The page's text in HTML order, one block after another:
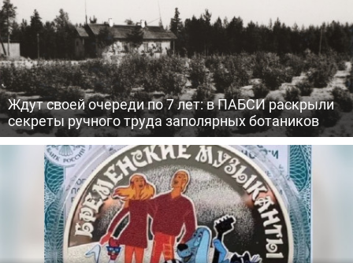
Ждут своей очереди по 7 лет: в ПАБСИ раскрыли
секреты ручного труда заполярных ботаников